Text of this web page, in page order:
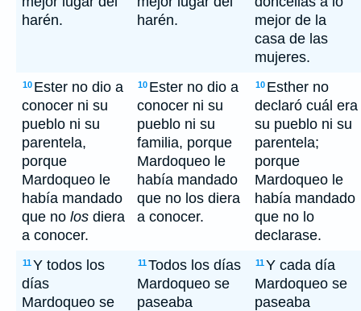
harén.
harén.
mejor de la
casa de las
mujeres.
10 Ester no dio a
conocer ni su
pueblo ni su
parentela,
porque
Mardoqueo le
había mandado
que no los diera
a conocer.
10 Ester no dio a
conocer ni su
pueblo ni su
familia, porque
Mardoqueo le
había mandado
que no los diera
a conocer.
10 Esther no
declaró cuál era
su pueblo ni su
parentela;
porque
Mardoqueo le
había mandado
que no lo
declarase.
11Y todos los
días
Mardoqueo se
11Todos los días
Mardoqueo se
paseaba
11Y cada día
Mardoqueo se
paseaba